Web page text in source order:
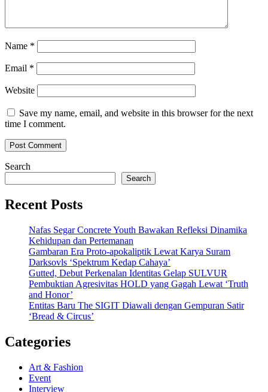
Name *
Email *
Website
Save my name, email, and website in this browser for the next
time I comment.
Search
Search
Recent Posts
Nafas Segar Concrete Youth Bawakan Refleksi Dinamika
Kehidupan dan Pertemanan
Gambaran Era Proto-apokaliptik Lewat Karya Suram
Darksovls ‘Spektrum Kedap Cahaya’
Gutted, Debut Perkenalan Identitas Gelap SULVUR
Pembuktian Agresivitas HOLD yang Gagah Lewat ‘Truth
and Honor’
Entitas Baru The SIGIT Diawali dengan Gempuran Satir
‘Bread & Circus’
Categories
Art & Fashion
Event
Interview